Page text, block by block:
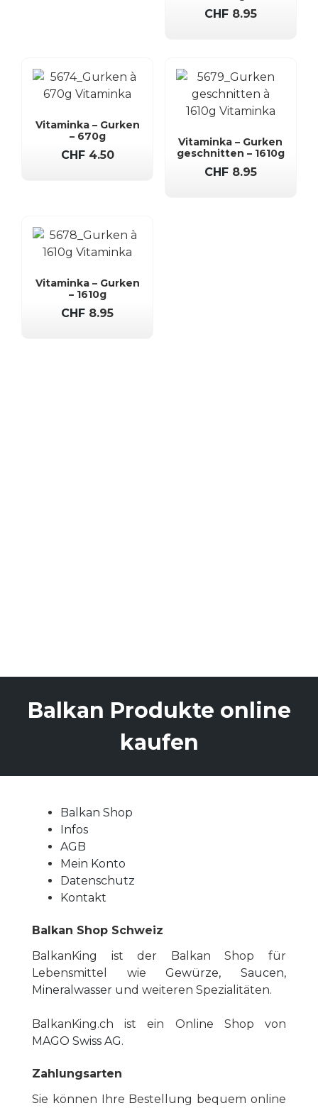
CHF8.95
Vitaminka – Gurken
– 670g
CHF4.50
Vitaminka – Gurken
geschnitten – 1610g
CHF8.95
Vitaminka – Gurken
– 1610g
CHF 8.95
Balkan Produkte online
kaufen
Balkan Shop
Infos
AGB
Mein Konto
Datenschutz
Kontakt
Balkan Shop Schweiz
BalkanKing ist der Balkan Shop für
Lebensmittel wieGewürze, Saucen,
Mineralwasser und weiteren Spezialitäten.
BalkanKing.ch ist ein Online Shop von
MAGO Swiss AG.
Zahlungsarten
Sie können Ihre Bestellung bequem online